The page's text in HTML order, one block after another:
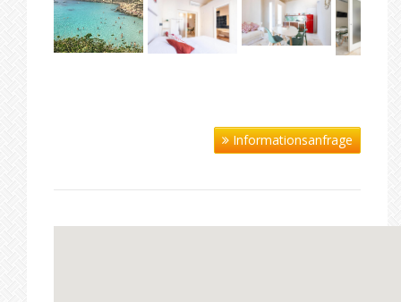
Informationsanfrage